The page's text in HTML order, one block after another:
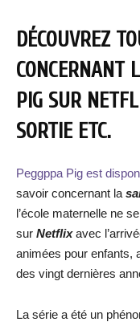
DÉCOUVREZ
CONCERNANT
PIG SUR
SORTIE ETC.
Peggppa Pig est
savoir concernant la
l’école maternelle ne
sur Netflixavec
animées pour enfants,
des vingt dernières
La série a été un